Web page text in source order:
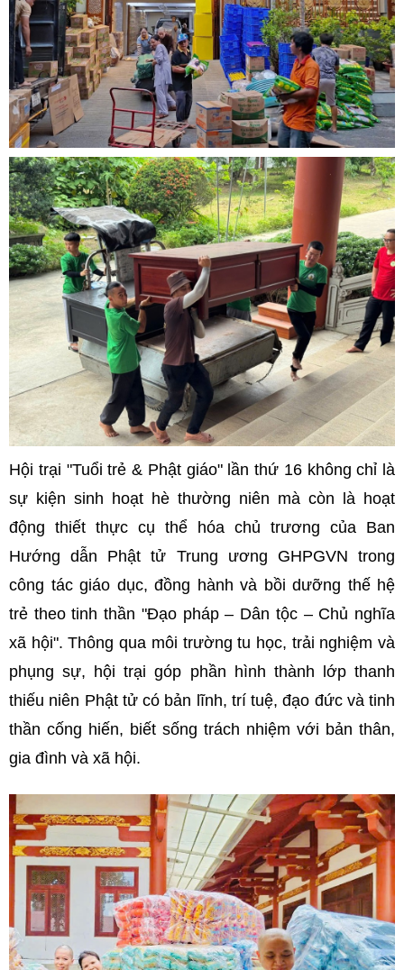
Hội trại "Tuổi trẻ & Phật giáo" lần thứ 16 không chỉ là
sự kiện sinh hoạt hè thường niên mà còn là hoạt
động thiết thực cụ thể hóa chủ trương của Ban
Hướng dẫn Phật tử Trung ương GHPGVN trong
công tác giáo dục, đồng hành và bồi dưỡng thế hệ
trẻ theo tinh thần "Đạo pháp – Dân tộc – Chủ nghĩa
xã hội". Thông qua môi trường tu học, trải nghiệm và
phụng sự, hội trại góp phần hình thành lớp thanh
thiếu niên Phật tử có bản lĩnh, trí tuệ, đạo đức và tinh
thần cống hiến, biết sống trách nhiệm với bản thân,
gia đình và xã hội.